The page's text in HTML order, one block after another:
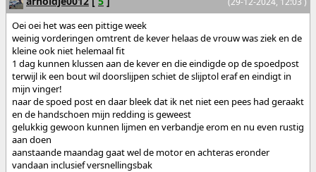
Oei oei het was een pittige week
weinig vorderingen omtrent de kever helaas de vrouw was ziek en de
kleine ook niet helemaal fit
1 dag kunnen klussen aan de kever en die eindigde op de spoedpost
terwijl ik een bout wil doorslijpen schiet de slijptol eraf en eindigt in
mijn vinger!
naar de spoed post en daar bleek dat ik net niet een pees had geraakt
en de handschoen mijn redding is geweest
gelukkig gewoon kunnen lijmen en verbandje erom en nu even rustig
aan doen
aanstaande maandag gaat wel de motor en achteras eronder
vandaan inclusief versnellingsbak